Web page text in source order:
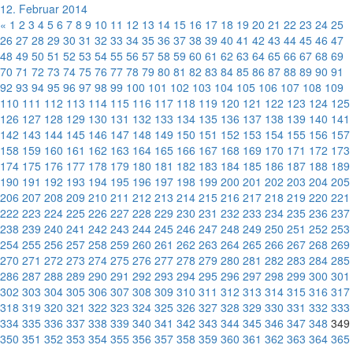
12. Februar 2014
« 1 2 3 4 5 6 7 8 9 10 11 12 13 14 15 16 17 18 19 20 21 22 23 24 25
26 27 28 29 30 31 32 33 34 35 36 37 38 39 40 41 42 43 44 45 46 47
48 49 50 51 52 53 54 55 56 57 58 59 60 61 62 63 64 65 66 67 68 69
70 71 72 73 74 75 76 77 78 79 80 81 82 83 84 85 86 87 88 89 90 91
92 93 94 95 96 97 98 99 100 101 102 103 104 105 106 107 108 109
110 111 112 113 114 115 116 117 118 119 120 121 122 123 124 125
126 127 128 129 130 131 132 133 134 135 136 137 138 139 140 141
142 143 144 145 146 147 148 149 150 151 152 153 154 155 156 157
158 159 160 161 162 163 164 165 166 167 168 169 170 171 172 173
174 175 176 177 178 179 180 181 182 183 184 185 186 187 188 189
190 191 192 193 194 195 196 197 198 199 200 201 202 203 204 205
206 207 208 209 210 211 212 213 214 215 216 217 218 219 220 221
222 223 224 225 226 227 228 229 230 231 232 233 234 235 236 237
238 239 240 241 242 243 244 245 246 247 248 249 250 251 252 253
254 255 256 257 258 259 260 261 262 263 264 265 266 267 268 269
270 271 272 273 274 275 276 277 278 279 280 281 282 283 284 285
286 287 288 289 290 291 292 293 294 295 296 297 298 299 300 301
302 303 304 305 306 307 308 309 310 311 312 313 314 315 316 317
318 319 320 321 322 323 324 325 326 327 328 329 330 331 332 333
334 335 336 337 338 339 340 341 342 343 344 345 346 347 348 349
350 351 352 353 354 355 356 357 358 359 360 361 362 363 364 365